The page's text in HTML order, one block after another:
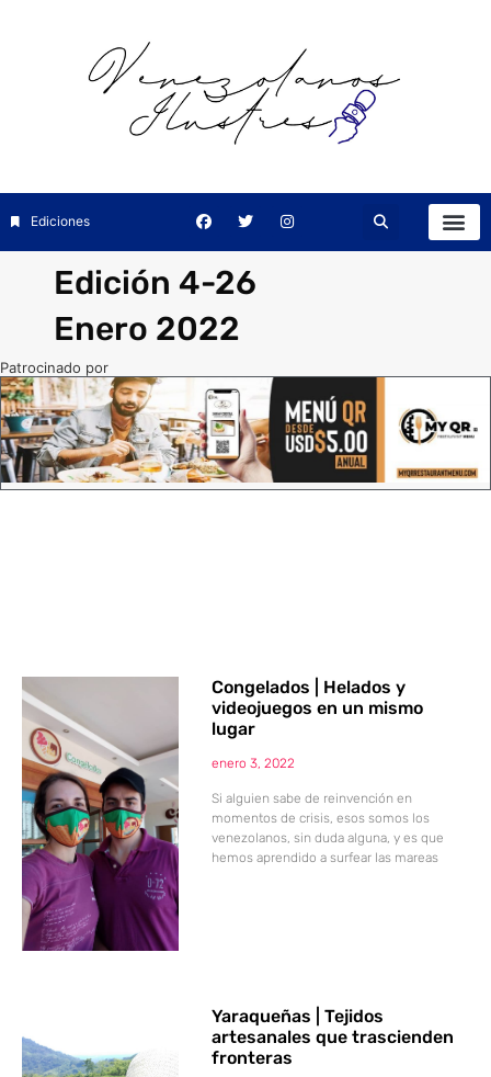
Ediciones
Edición 4-26
Enero 2022
Patrocinado por
Congelados | Helados y
videojuegos en un mismo
lugar
enero 3, 2022
Si alguien sabe de reinvención en
momentos de crisis, esos somos los
venezolanos, sin duda alguna, y es que
hemos aprendido a surfear las mareas
Yaraqueñas | Tejidos
artesanales que trascienden
fronteras